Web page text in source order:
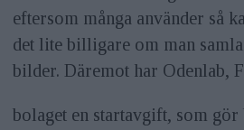
eftersom många använder så
det lite billigare om man
bilder. Däremot har Odenlab,
bolaget en startavgift, som gör